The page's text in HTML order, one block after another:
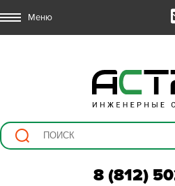
Меню
8 (812)